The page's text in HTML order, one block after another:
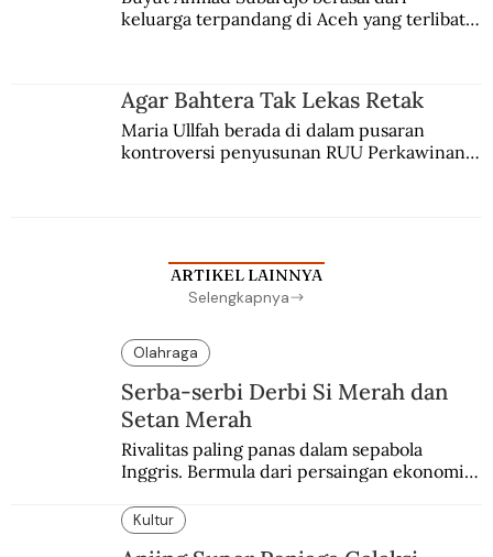
keluarga terpandang di Aceh yang terlibat
Agar Bahtera Tak Lekas Retak
Maria Ullfah berada di dalam pusaran
kontroversi penyusunan RUU Perkawinan.
ARTIKEL LAINNYA
Selengkapnya
Olahraga
Serba-serbi Derbi Si Merah dan
Setan Merah
Rivalitas paling panas dalam sepabola
Inggris. Bermula dari persaingan ekonomi
Kultur